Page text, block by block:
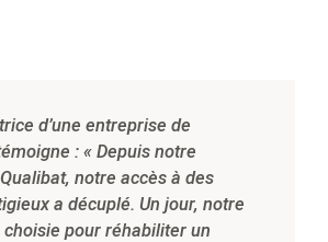
d’une entreprise de
: « Depuis notre
notre accès à des
a décuplé. Un jour, notre
pour réhabiliter un